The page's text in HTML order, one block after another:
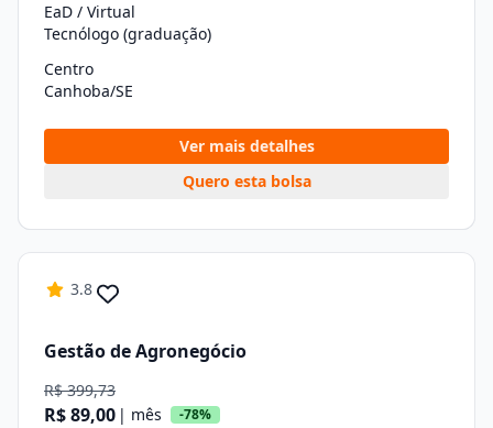
EaD / Virtual
Tecnólogo (graduação)
Centro
Canhoba/SE
Ver mais detalhes
Quero esta bolsa
3.8
Gestão de Agronegócio
R$ 399,73
R$ 89,00 | mês -78%